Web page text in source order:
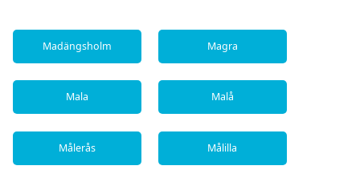
Madängsholm Magra
Mala Malå
Målerås Målilla